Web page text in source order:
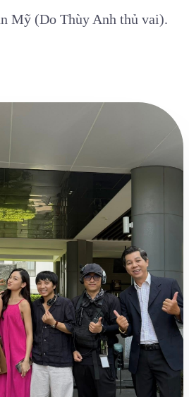
Mỹ (Do Thùy Anh thủ vai).